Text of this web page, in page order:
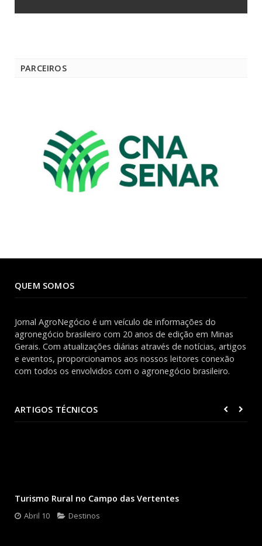
PARCEIROS
QUEM SOMOS
Jornal AgroNegócio é um veículo de informações do
agronegócio brasileiro com 20 anos de edição em Minas
Gerais. Com atualizações diárias através de notícias, artigos
e eventos, proporcionamos aos nossos leitores conexão
com todos os envolvidos com o agronegócio brasileiro.
ARTIGOS TÉCNICOS
Turismo Rural no Campo das Vertentes
Abril 10 Destinos